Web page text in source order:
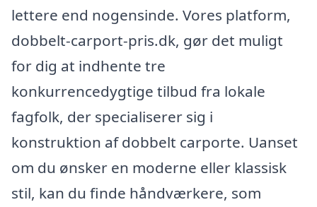
lettere end nogensinde. Vores platform,
dobbelt-carport-pris.dk, gør det muligt
for dig at indhente tre
konkurrencedygtige tilbud fra lokale
fagfolk, der specialiserer sig i
konstruktion af dobbelt carporte. Uanset
om du ønsker en moderne eller klassisk
stil, kan du finde håndværkere, som